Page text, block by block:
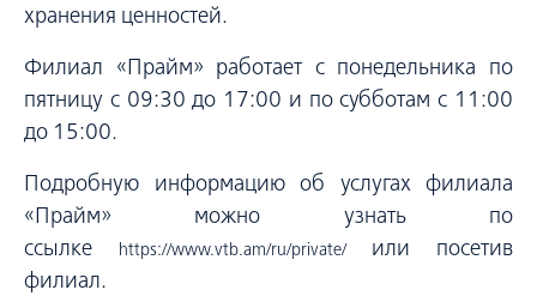
хранения ценностей.
Филиал «Прайм» работает с понедельника по
пятницу с 09:30 до 17:00 и по субботам с 11:00
до 15:00.
Подробную информацию об услугах филиала
«Прайм» можно узнать по
ссылке
https://www.vtb.am/ru/private/или посетив
филиал.